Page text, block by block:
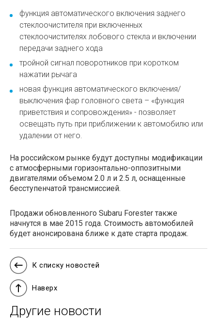
функция автоматического включения заднего
стеклоочистителя при включенных
стеклоочистителях лобового стекла и включении
передачи заднего хода
тройной сигнал поворотников при коротком
нажатии рычага
новая функция автоматического включения/
выключения фар головного света – «функция
приветствия и сопровождения» - позволяет
освещать путь при приближении к автомобилю или
удалении от него.
На российском рынке будут доступны модификации
с атмосферными горизонтально-оппозитными
двигателями объемом 2.0 л и 2.5 л, оснащенные
бесступенчатой трансмиссией.
Продажи обновленного Subaru Forester также
начнутся в мае 2015 года. Стоимость автомобилей
будет анонсирована ближе к дате старта продаж.
К списку новостей
Наверх
Другие новости